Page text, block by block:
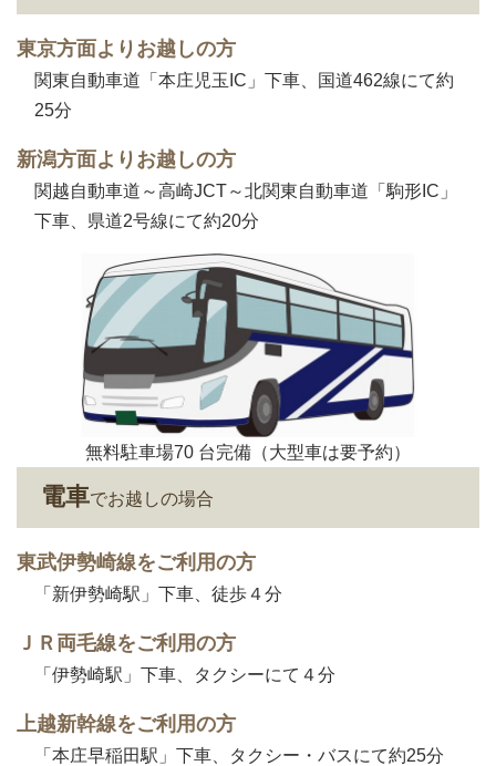
東京方面よりお越しの方
関東自動車道「本庄児玉IC」下車、国道462線にて約
25分
新潟方面よりお越しの方
関越自動車道～高崎JCT～北関東自動車道「駒形IC」
下車、県道2号線にて約20分
無料駐車場70 台完備（大型車は要予約）
電車でお越しの場合
東武伊勢崎線をご利用の方
「新伊勢崎駅」下車、徒歩４分
ＪＲ両毛線をご利用の方
「伊勢崎駅」下車、タクシーにて４分
上越新幹線をご利用の方
「本庄早稲田駅」下車、タクシー・バスにて約25分